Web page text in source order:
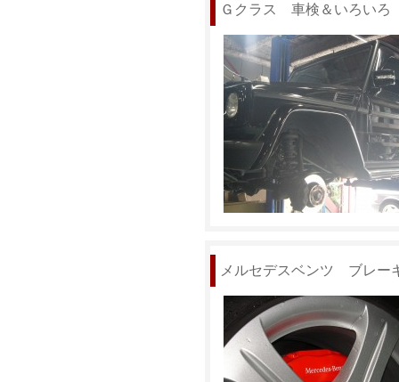
Ｇクラス 車検＆いろいろ
メルセデスベンツ ブレー